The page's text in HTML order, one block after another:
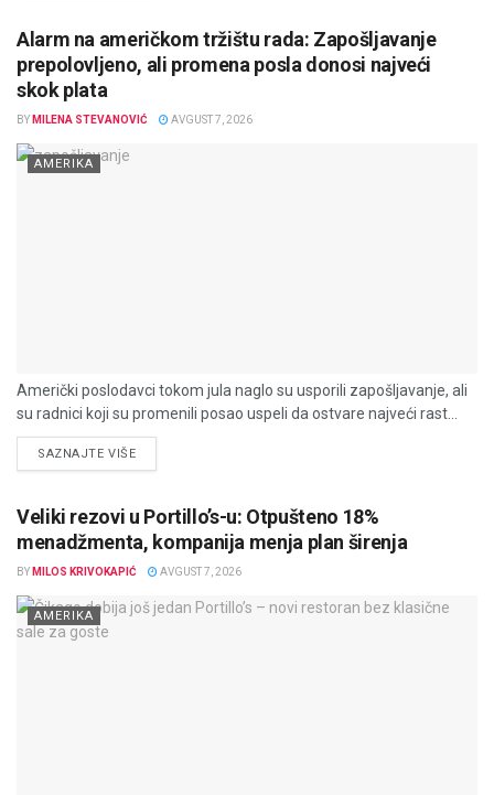
Alarm na američkom tržištu rada: Zapošljavanje
prepolovljeno, ali promena posla donosi najveći
skok plata
BY MILENA STEVANOVIĆ AVGUST 7, 2026
AMERIKA
Američki poslodavci tokom jula naglo su usporili zapošljavanje, ali
su radnici koji su promenili posao uspeli da ostvare najveći rast...
SAZNAJTE VIŠEDETAILS
Veliki rezovi u Portillo’s-u: Otpušteno 18%
menadžmenta, kompanija menja plan širenja
BY MILOS KRIVOKAPIĆ AVGUST 7, 2026
AMERIKA